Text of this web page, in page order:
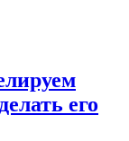
его